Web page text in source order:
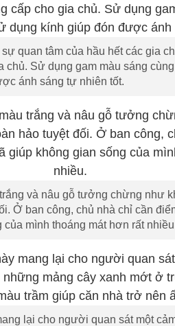
quan tâm của hầu hết các gia
chủ. Sử dụng gam màu sáng
ánh sáng tự nhiên tốt.
và nâu gỗ tưởng chừng như
Ở ban công, chủ nhà chỉ cần
mình thoáng mát hơn rất
lại cho người quan sát một